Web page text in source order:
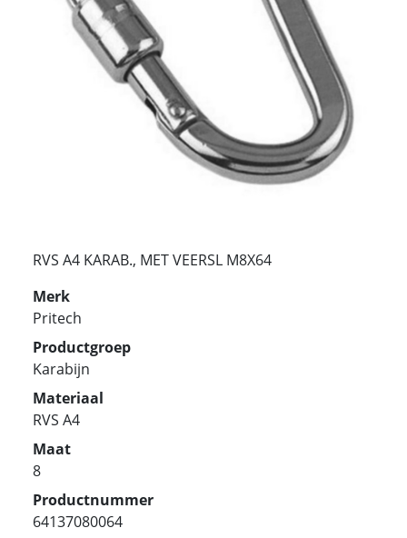
RVS A4 KARAB., MET VEERSL M8X64
Merk
Pritech
Productgroep
Karabijn
Materiaal
RVS A4
Maat
8
Productnummer
64137080064